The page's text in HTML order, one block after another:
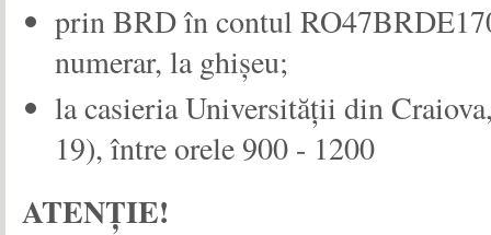
prin BRD în contul
numerar, la ghișeu;
la casieria Universităţii din
19), între orele 900 - 1200
ATENŢIE!